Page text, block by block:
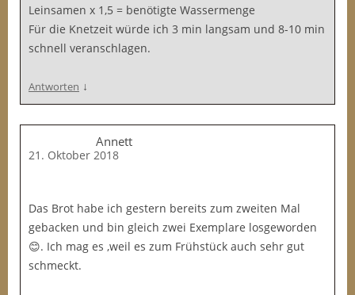
Leinsamen x 1,5 = benötigte Wassermenge
Für die Knetzeit würde ich 3 min langsam und 8-10 min
schnell veranschlagen.
Antworten ↓
Annett
21. Oktober 2018
Das Brot habe ich gestern bereits zum zweiten Mal
gebacken und bin gleich zwei Exemplare losgeworden
😊. Ich mag es ,weil es zum Frühstück auch sehr gut
schmeckt.